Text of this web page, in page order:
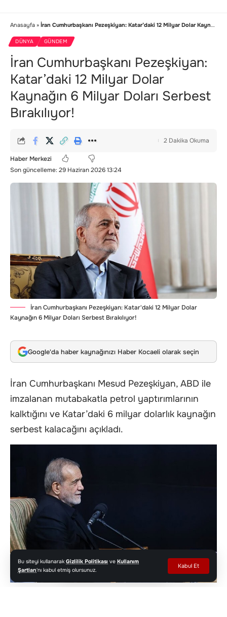
Bu siteyi kullanarakGizlilik Politikası ve Kullanım
Şartları'nı kabul etmiş olursunuz.
Kabul Et
Anasayfa » İran Cumhurbaşkanı Pezeşkiyan: Katar’daki 12 Milyar Dolar Kaynağın 6 Milyar Doları Serbest Bırakılıyor!
DÜNYA GÜNDEM
İran Cumhurbaşkanı Pezeşkiyan:
Katar’daki 12 Milyar Dolar
Kaynağın 6 Milyar Doları Serbest
Bırakılıyor!
Son güncelleme: 29 Haziran 2026 13:24
Haber Merkezi
2 Dakika Okuma
İran Cumhurbaşkanı Pezeşkiyan: Katar'daki 12 Milyar Dolar
Kaynağın 6 Milyar Doları Serbest Bırakılıyor!
Google'da haber kaynağınızı Haber Kocaeli olarak seçin
İran Cumhurbaşkanı Mesud Pezeşkiyan, ABD ile
imzalanan mutabakatla petrol yaptırımlarının
kalktığını ve Katar’daki 6 milyar dolarlık kaynağın
serbest kalacağını açıkladı.